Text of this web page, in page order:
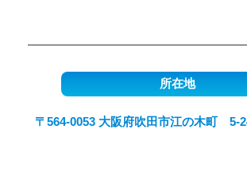
所在地
〒564-0053 大阪府吹田市江の木町 5-